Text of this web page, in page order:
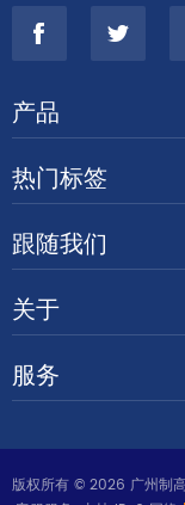
产品
热门标签
跟随我们
关于
服务
版权所有 © 2026 广州制